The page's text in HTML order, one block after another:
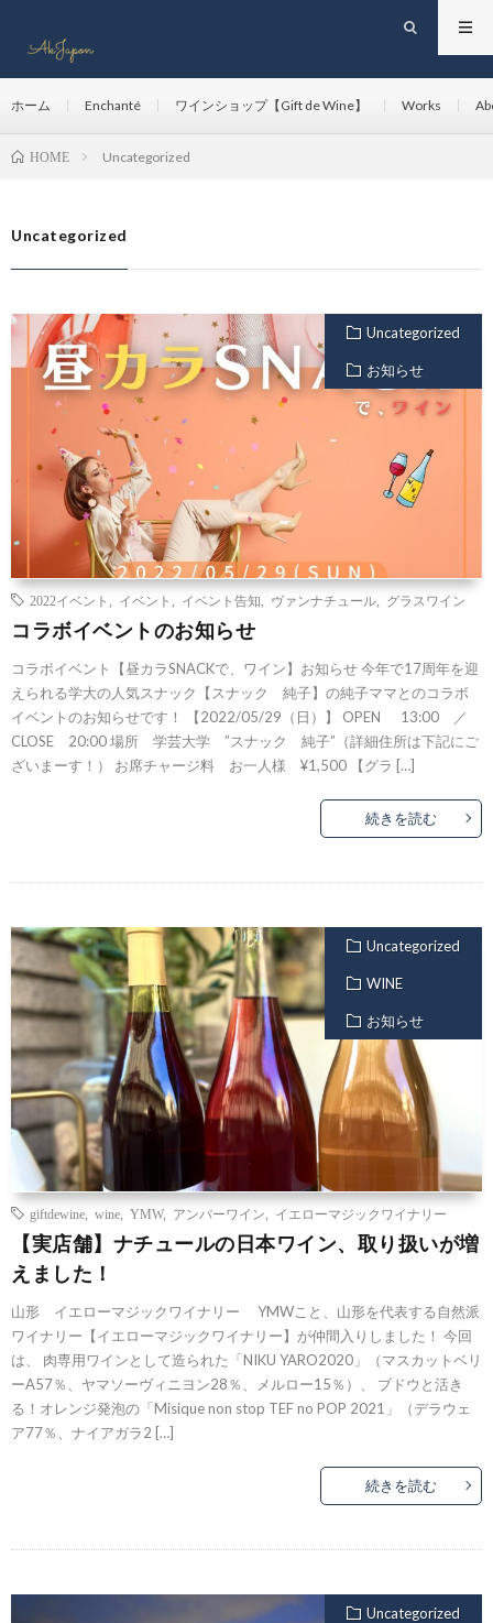
ホーム Enchanté ワインショップ【Gift de Wine】 Works
HOME Uncategorized
Uncategorized
Uncategorized
お知らせ
2022イベント イベント イベント告知 ヴァンナチュール グラスワイン
コラボイベントのお知らせ
コラボイベント【昼カラSNACKで、ワイン】お知らせ 今年で17周年を迎
えられる学大の人気スナック【スナック 純子】の純子ママとのコラボ
イベントのお知らせです！ 【2022/05/29（日）】 OPEN 13:00 ／
CLOSE 20:00 場所 学芸大学 ”スナック 純子”（詳細住所は下記にご
ざいまーす！） お席チャージ料 お一人様 ¥1,500 【グラ […]
続きを読む
Uncategorized
WINE
お知らせ
giftdewine wine YMW, アンバーワイン イエローマジックワイナリー
【実店舗】ナチュールの日本ワイン、取り扱いが増
えました！
山形 イエローマジックワイナリー YMWこと、山形を代表する自然派
ワイナリー【イエローマジックワイナリー】が仲間入りしました！ 今回
は、 肉専用ワインとして造られた「NIKU YARO2020」（マスカットベリ
ーA57％、ヤマソーヴィニヨン28％、メルロー15％）、 ブドウと活き
る！オレンジ発泡の「Misique non stop TEF no POP 2021」（デラウェ
ア77％、ナイアガラ2 […]
続きを読む
Uncategorized